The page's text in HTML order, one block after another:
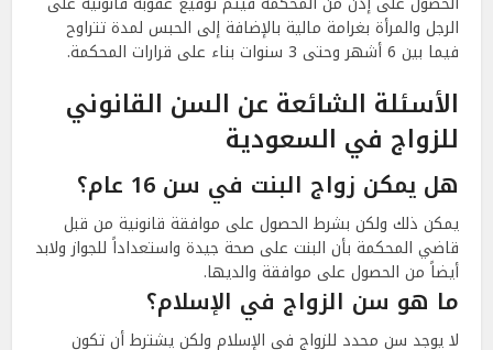
الرجل والمرأة بغرامة مالية بالإضافة إلى الحبس لمدة تتراوح
فيما بين 6 أشهر وحتى 3 سنوات بناء على قرارات المحكمة.
الأسئلة الشائعة عن السن القانوني
للزواج في السعودية
هل يمكن زواج البنت في سن 16 عام؟
يمكن ذلك ولكن بشرط الحصول على موافقة قانونية من قبل
قاضي المحكمة بأن البنت على صحة جيدة واستعداداً للجواز ولابد
أيضاً من الحصول على موافقة والديها.
ما هو سن الزواج في الإسلام؟
لا يوجد سن محدد للزواج في الإسلام ولكن يشترط أن تكون